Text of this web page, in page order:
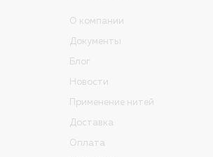
О компании
Документы
Блог
Новости
Применение нитей
Доставка
Оплата